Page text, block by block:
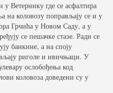
Ветернику где се асфалтира
на коловозу поправљају се и у
Грчића у Новом Саду, а у
се пешачке стазе. Ради се
банкине, а на споју
риголе и ивичњаци. У
ослобођења код
коловоза доведени су у